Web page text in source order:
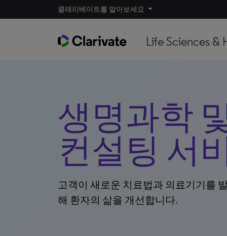
클래리베이트를 알아보세요
Life Sciences &
생명과학
컨설팅 서
고객이 새로운 치료법과 의료기기를
해 환자의 삶을 개선합니다.